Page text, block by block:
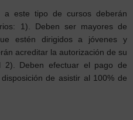
a este tipo de cursos deberán
1). Deben ser mayores de
estén dirigidos a jóvenes y
acreditar la autorización de su
2). Deben efectuar el pago de
de asistir al 100% de